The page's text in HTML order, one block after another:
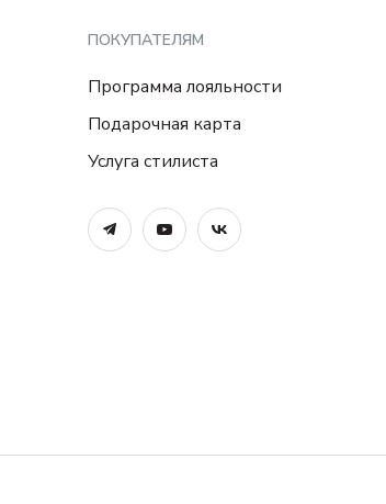
ПОКУПАТЕЛЯМ
Программа лояльности
Подарочная карта
Услуга стилиста